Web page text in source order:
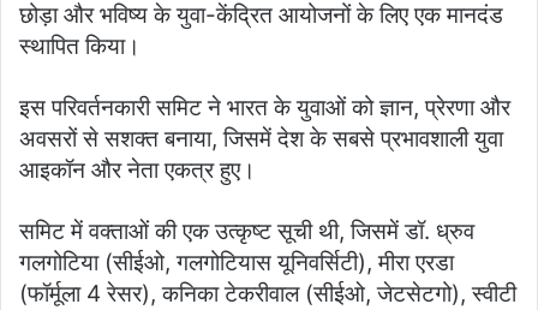
छोड़ा और भविष्य के युवा-केंद्रित आयोजनों के लिए एक मानदंड
स्थापित किया।
इस परिवर्तनकारी समिट ने भारत के युवाओं को ज्ञान, प्रेरणा और
अवसरों से सशक्त बनाया, जिसमें देश के सबसे प्रभावशाली युवा
आइकॉन और नेता एकत्र हुए।
समिट में वक्ताओं की एक उत्कृष्ट सूची थी, जिसमें डॉ. ध्रुव
गलगोटिया (सीईओ, गलगोटियास यूनिवर्सिटी), मीरा एरडा
(फॉर्मूला 4 रेसर), कनिका टेकरीवाल (सीईओ, जेटसेटगो), स्वीटी